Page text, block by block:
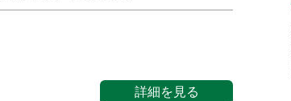
詳細を見る